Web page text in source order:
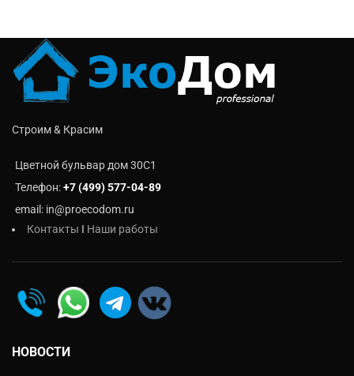
Строим & Красим
Цветной бульвар дом 30C1
Телефон:+7 (499) 577-04-89
email: in@proecodom.ru
Контакты I Наши работы
НОВОСТИ